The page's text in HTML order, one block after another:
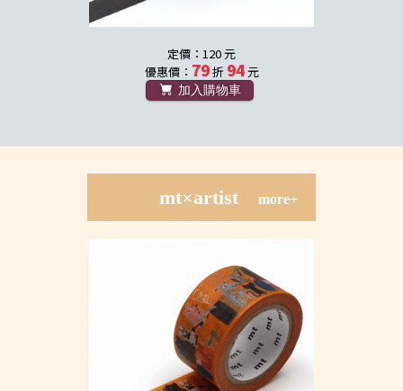
定價：120 元
優惠價： 79折 94元
加入購物車
mt×artist more+